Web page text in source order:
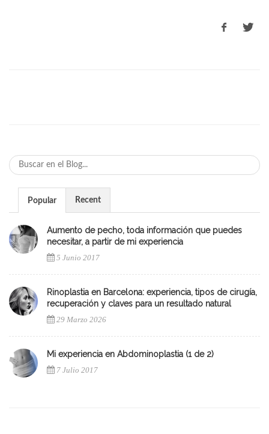
Popular Recent
Aumento de pecho, toda información que puedes
necesitar, a partir de mi experiencia
5 Junio 2017
Rinoplastia en Barcelona: experiencia, tipos de cirugía,
recuperación y claves para un resultado natural
29 Marzo 2026
Mi experiencia en Abdominoplastia (1 de 2)
7 Julio 2017